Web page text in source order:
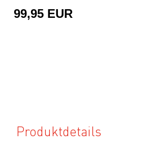
99,95 EUR
Produktdetails